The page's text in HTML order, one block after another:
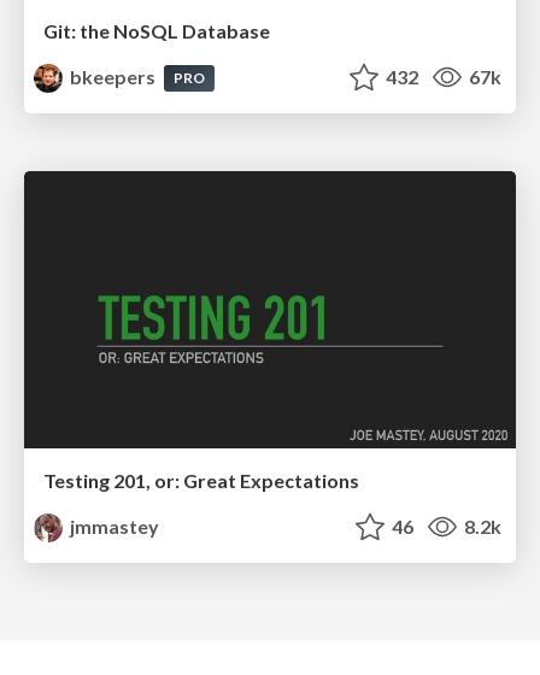
Git: the NoSQL Database
bkeepers
PRO 432 67k
Testing 201, or: Great Expectations
jmmastey
46 8.2k